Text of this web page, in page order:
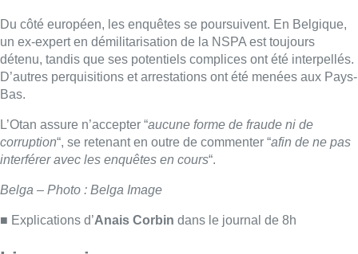
Lire aussi :
Un nouveau club de MMA ouvre
comme on voit à la télé”